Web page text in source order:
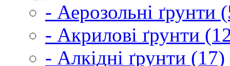
- Аерозольні ґрунти
- Акрилові ґрунти
- Алкідні ґрунти (17)